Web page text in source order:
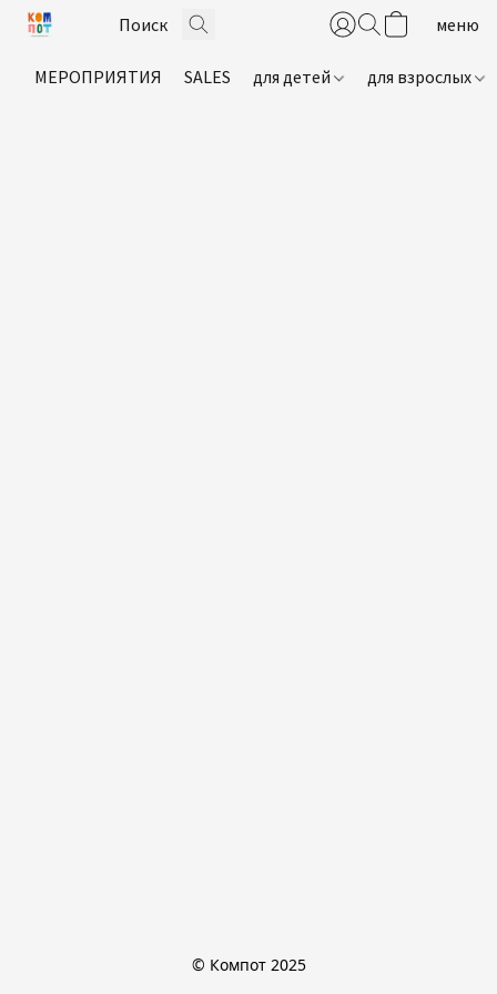
МЕРОПРИЯТИЯ SALES для детей для взрослых
© Компот 2025